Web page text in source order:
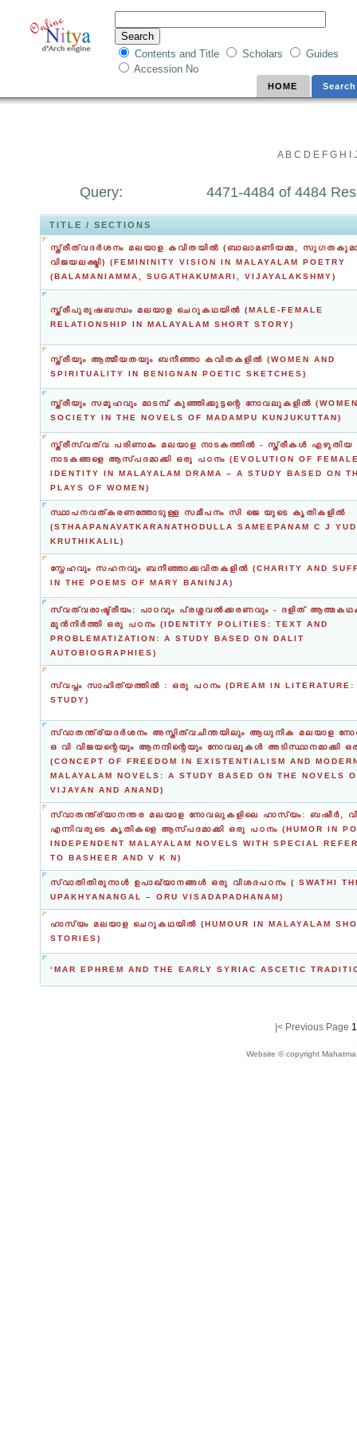
Contents and Title Scholars
Guides
Accession No
HOME
A B C D E F G H
Query: 4471-4484 of 4484
TITLE / SECTIONS
സ്ത്രീത്വദര്‍ശനം മലയാള കവിതയില്‍ (ബാലാമണിയമ്മ,
വിജയലക്ഷ്മി) (FEMININITY VISION IN MALAYALAM POETRY
(BALAMANIAMMA, SUGATHAKUMARI, VIJAYALAKSHMY)
സ്ത്രീപുരുഷബന്ധം മലയാള ചെറുകഥയില്‍ (MALE-FEMALE
RELATIONSHIP IN MALAYALAM SHORT STORY)
സ്ത്രീയും ആത്മീയതയും ബനീഞ്ഞാ കവിതകളില്‍ (WOMEN AND
SPIRITUALITY IN BENIGNAN POETIC SKETCHES)
സ്ത്രീയും സമൂഹവും മാടമ്പ് കുഞ്ഞിക്കുട്ടന്റെ നോവലുകളില്‍ (WOMEN
SOCIETY IN THE NOVELS OF MADAMPU KUNJUKUTTAN)
സ്ത്രീസ്വത്വ പരിണാമം മലയാള നാടകത്തില്‍ - സ്ത്രീകള്‍ എഴുതിയ
നാടകങ്ങളെ ആസ്പദമാക്കി ഒരു പഠനം (EVOLUTION OF
IDENTITY IN MALAYALAM DRAMA – A STUDY BASED ON
PLAYS OF WOMEN)
സ്ഥാപനവത്കരണത്തോടുള്ള സമീപനം സി ജെ യുടെ കൃതികളിൽ
(STHAAPANAVATKARANATHODULLA SAMEEPANAM C J
KRUTHIKALIL)
സ്നേഹവും സഹനവും ബനീഞ്ഞാക്കവിതകളില്‍ (CHARITY AND
IN THE POEMS OF MARY BANINJA)
സ്വത്വരാഷ്ട്രീയം: പാഠവും പ്രശ്നവല്‍ക്കരണവും - ദളിത്
മുന്‍നിര്‍ത്തി ഒരു പഠനം (IDENTITY POLITIES: TEXT AND
PROBLEMATIZATION: A STUDY BASED ON DALIT
AUTOBIOGRAPHIES)
സ്വപ്നം സാഹിത്യത്തില്‍ : ഒരു പഠനം (DREAM IN LITERATURE:
STUDY)
സ്വാതന്ത്ര്യദര്‍ശനം അസ്തിത്വചിന്തയിലും ആധുനിക മലയാള
ഒ വി വിജയന്റെയും ആനന്ദിന്റെയും നോവലുകള്‍ അടിസ്ഥാനമാക്കി
(CONCEPT OF FREEDOM IN EXISTENTIALISM AND
MALAYALAM NOVELS: A STUDY BASED ON THE NOVELS
VIJAYAN AND ANAND)
സ്വാതന്ത്ര്യാനന്തര മലയാള നോവലുകളിലെ ഹാസ്യം: ബഷീര്‍,
എന്നിവരുടെ കൃതികളെ ആസ്പദമാക്കി ഒരു പഠനം (HUMOR IN
INDEPENDENT MALAYALAM NOVELS WITH SPECIAL
TO BASHEER AND V K N)
സ്വാതിതിരുനാൾ ഉപാഖ്യാനങ്ങൾ ഒരു വിശദപഠനം ( SWATHI
UPAKHYANANGAL – ORU VISADAPADHANAM)
ഹാസ്യം മലയാള ചെറുകഥയില്‍ (HUMOUR IN MALAYALAM
STORIES)
‘MAR EPHREM AND THE EARLY SYRIAC ASCETIC
|< Previous Page
Website © copyright